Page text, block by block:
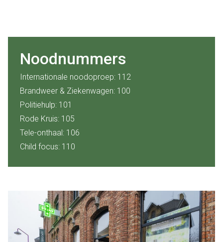
Noodnummers
Internationale noodoproep: 112
Brandweer & Ziekenwagen: 100
Politiehulp: 101
Rode Kruis: 105
Tele-onthaal: 106
Child focus: 110